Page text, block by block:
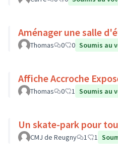
Aménager une salle
Thomas 0 0 Soumis au
Affiche Accroche
Thomas 0 1 Soumis au
Un skate-park pour
CMJ de Reugny 1 1